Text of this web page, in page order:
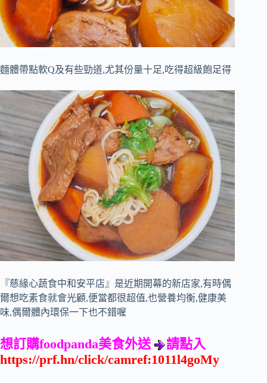
麵體帶點軟Q及有些勁道,尤其份量十足,吃得超級飽足得
『慈緣心蔬食中和安平店』是近期開幕的新店家,有時偶
爾想吃素食就會光顧,便當都很超值,也營養均衡,健康美
味,偶爾體內環保一下也不錯喔
想訂購foodpanda美食外送
請點入
https://prf.hn/click/camref:1011l4goMy